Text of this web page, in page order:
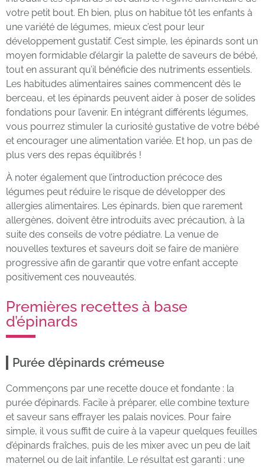
votre petit bout. Eh bien, plus on habitue tôt les enfants à
une variété de légumes, mieux c’est pour leur
développement gustatif. C’est simple, les épinards sont un
moyen formidable d’élargir la palette de saveurs de bébé,
tout en assurant qu’il bénéficie des nutriments essentiels.
Les habitudes alimentaires saines commencent dès le
berceau, et les épinards peuvent aider à poser de solides
fondations pour l’avenir. En intégrant différents légumes,
vous pourrez stimuler la curiosité gustative de votre bébé
et encourager une alimentation variée. Et hop, un pas de
plus vers des repas équilibrés !
À noter également que l’introduction précoce des
légumes peut réduire le risque de développer des
allergies alimentaires. Les épinards, bien que rarement
allergènes, doivent être introduits avec précaution, à la
suite des conseils de votre pédiatre. La venue de
nouvelles textures et saveurs doit se faire de manière
progressive afin de garantir que votre enfant accepte
positivement ces nouveautés.
Premières recettes à base
d’épinards
Purée d’épinards crémeuse
Commençons par une recette douce et fondante : la
purée d’épinards. Facile à préparer, elle combine texture
et saveur sans effrayer les palais novices. Pour faire
simple, il vous suffit de cuire à la vapeur quelques feuilles
d’épinards fraîches, puis de les mixer avec un peu de lait
maternel ou de lait infantile. Le résultat est garanti : une